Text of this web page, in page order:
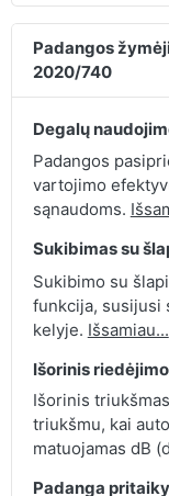
Padangos
2020/740
Degalų
Padangos
vartojimo
sąnaudoms.
Sukibimas su
Sukibimo su
funkcija, susijusi
kelyje. Išsamiau...
Išorinis
Išorinis
triukšmu, kai
matuojamas dB
Padanga